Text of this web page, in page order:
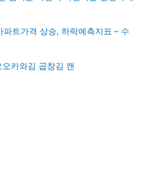
트가격 상승, 하락예측지표 – 수
카와김 곱창김 캔